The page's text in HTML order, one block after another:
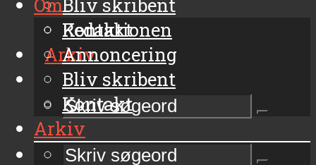
Kontakt
Arkiv
Redaktionen
Annoncering
Bliv skribent
Kontakt
Arkiv